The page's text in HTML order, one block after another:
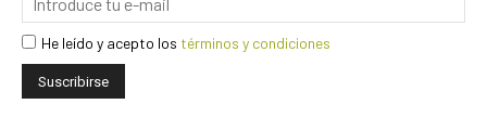
He leído y acepto los términos y condiciones